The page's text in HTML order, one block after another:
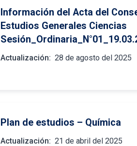
Información del Acta del
Estudios Generales Ciencias
Actualización: 28 de agosto del 2025
Plan de estudios – Química
Actualización: 21 de abril del 2025